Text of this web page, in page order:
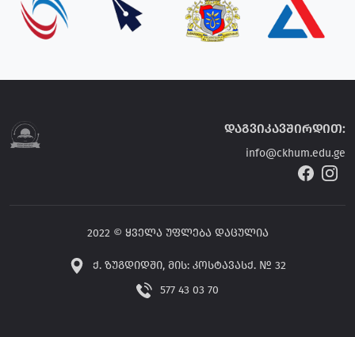
დაგვიკავშირდით:
info@ckhum.edu.ge
2022 © ყველა უფლება დაცულია
ქ. ზუგდიდში, მის: კოსტავასქ. № 32
577 43 03 70